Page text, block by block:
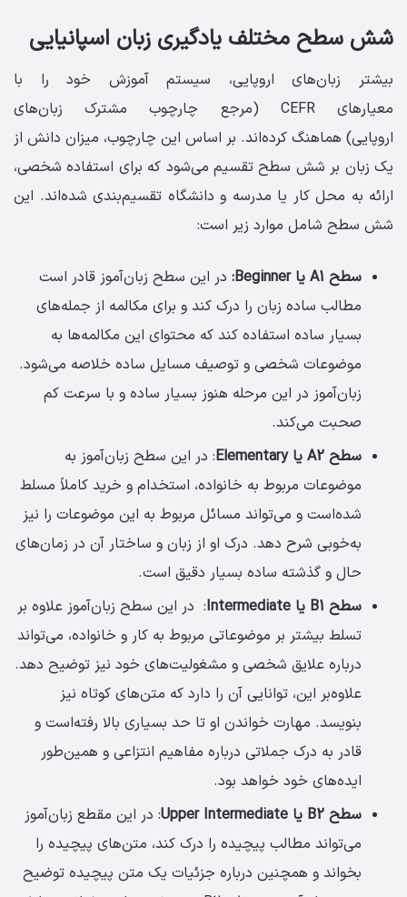
شش سطح مختلف یادگیری زبان اسپانیایی
بیشتر زبان‌های اروپایی، سیستم آموزش خود را با
معیارهای CEFR (مرجع چارچوب مشترک زبان‌های
اروپایی) هماهنگ کرده‌‌اند. بر اساس این چارچوب، میزان دانش از
یک زبان بر شش سطح تقسیم می‌شود که برای استفاده شخصی،
ارائه به محل کار یا مدرسه و دانشگاه تقسیم‌بندی شده‌اند. این
شش سطح شامل موارد زیر است:
سطح A1 یا Beginner:
در این سطح زبان‌آموز قادر است
مطالب ساده زبان را درک کند و برای مکالمه از جمله‌های
بسیار ساده استفاده کند که محتوای این مکالمه‌ها به
موضوعات شخصی و توصیف مسایل ساده خلاصه می‌شود.
زبان‌آموز در این مرحله هنوز بسیار ساده و با سرعت کم
صحبت می‌کند.
سطح A2 یا Elementary
: در این سطح زبان‌آموز به
موضوعات مربوط به خانواده، استخدام و خرید کاملاً مسلط
شده‌است و می‌تواند مسائل مربوط به این موضوعات را نیز
به‌خوبی شرح دهد. درک او از زبان و ساختار آن در زمان‌های
حال و گذشته ساده بسیار دقیق است.
سطح B1 یا Intermediate
: در این سطح زبان‌آموز علاوه بر
تسلط بیشتر بر موضوعاتی مربوط به کار و خانواده، می‌تواند
درباره علایق شخصی و مشغولیت‌های خود نیز توضیح دهد.
علاوه‌بر این، توانایی آن را دارد که متن‌های کوتاه نیز
بنویسد. مهارت خواندن او تا حد بسیاری بالا رفته‌است و
قادر به درک جملاتی درباره مفاهیم انتزاعی و همین‌طور
ایده‌های خود خواهد بود.
سطح B2 یا Upper Intermediate
: در این مقطع زبان‌آموز
می‌تواند مطالب پیچیده را درک کند، متن‌های پیچیده را
بخواند و همچنین درباره جزئیات یک متن پیچیده توضیح